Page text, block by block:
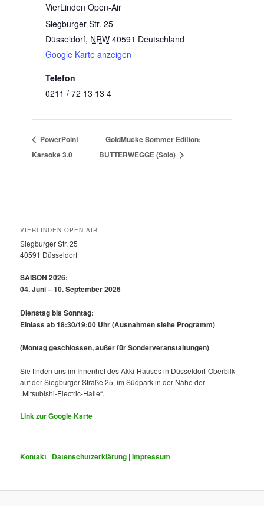
VierLinden Open-Air
Siegburger Str. 25
Düsseldorf, NRW 40591 Deutschland
Google Karte anzeigen
Telefon
0211 / 72 13 13 4
PowerPoint
Karaoke 3.0
GoldMucke Sommer Edition:
BUTTERWEGGE (Solo)
VIERLINDEN OPEN-AIR
Siegburger Str. 25
40591 Düsseldorf
SAISON 2026:
04. Juni – 10. September 2026
Dienstag bis Sonntag:
Einlass ab 18:30/19:00 Uhr(Ausnahmen siehe Programm)
(Montag geschlossen, außer für Sonderveranstaltungen)
Sie finden uns im Innenhof des Akki-Hauses in Düsseldorf-Oberbilk
auf der Siegburger Straße 25, im Südpark in der Nähe der
„Mitsubishi-Electric-Halle“.
Link zur Google Karte
Kontakt | Datenschutzerklärung |Impressum